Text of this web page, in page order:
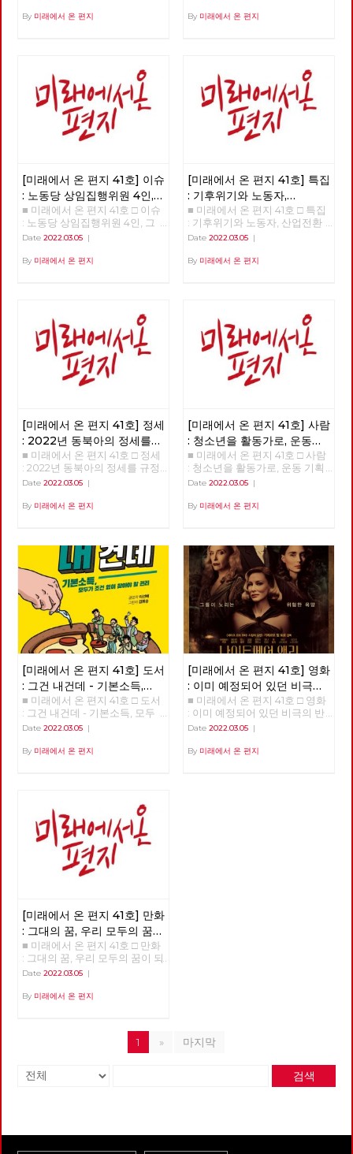
번 이백윤인가? □ 이슈 : 노동당
세를 규정하는 네 가지 요인 □
사람 : 청소년을 활동가로, 운동
기획자 고유미 □ 도서 : 그건 내
건데 - 기본소득, 모두가 차별없
이 찾아야 할 권리 □ 영화 : 이미
예정되어 있던 비극의 반복 - 나
By 미래에서 온 편지 By 미래에서 온 편지
[미래에서 온 편지 41호] 이슈
: 노동당 상임집행위원 4인,
그들은 누구인가?
■ 미래에서 온 편지 41호 □ 이슈
: 노동당 상임집행위원 4인, 그
들은 누구인가? >>>>>> 업로드
Date 2022.03.05 |
By 미래에서 온 편지
[미래에서 온 편지 41호] 특집
: 기후위기와 노동자,
산업전환을 넘어
체제전환으로
■ 미래에서 온 편지 41호 □ 특집
: 기후위기와 노동자, 산업전환
을 넘어 체제전환으로 >>>>>>
Date 2022.03.05|
By 미래에서 온 편지
[미래에서 온 편지 41호] 정세
: 2022년 동북아의 정세를
규정하는 네 가지 요인
■ 미래에서 온 편지 41호 □ 정세
: 2022년 동북아의 정세를 규정
하는 네 가지 요인 >>>>>> 업로
Date 2022.03.05 |
By 미래에서 온 편지
[미래에서 온 편지 41호] 사람
: 청소년을 활동가로, 운동
기획자 고유미
■ 미래에서 온 편지 41호 □ 사람
: 청소년을 활동가로, 운동 기획
자 고유미 >>>>>> 업로드 준비
Date 2022.03.05|
By 미래에서 온 편지
[미래에서 온 편지 41호] 도서
: 그건 내건데 - 기본소득,
모두가 차별없이 찾아야 할
권리
■ 미래에서 온 편지 41호 □ 도서
: 그건 내건데 - 기본소득, 모두
가 차별없이 찾아야 할 권리
Date 2022.03.05 |
By 미래에서 온 편지
[미래에서 온 편지 41호] 영화
: 이미 예정되어 있던 비극의
반복 – 나이트메어 앨리
■ 미래에서 온 편지 41호 □ 영화
: 이미 예정되어 있던 비극의 반
복 – 나이트메어 앨리 >>>>>>
Date 2022.03.05|
By 미래에서 온 편지
[미래에서 온 편지 41호] 만화
: 그대의 꿈, 우리 모두의 꿈이
되어
■ 미래에서 온 편지 41호 □ 만화
: 그대의 꿈, 우리 모두의 꿈이 되
어 >>>>>> 업로드 준비중
Date 2022.03.05 |
By 미래에서 온 편지
1 » 마지막
검색